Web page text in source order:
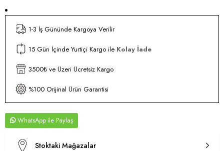
1-3 İş Gününde Kargoya Verilir
15 Gün İçinde Yurtiçi Kargo ile Kolay İade
3500₺ ve Üzeri Ücretsiz Kargo
%100 Orijinal Ürün Garantisi
WhatsApp
Stoktaki Mağazalar